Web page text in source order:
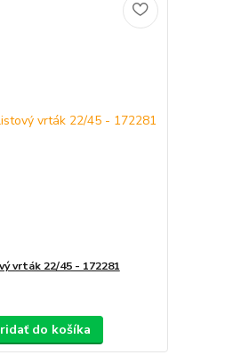
vrták 22/45 - 172281
do košíka